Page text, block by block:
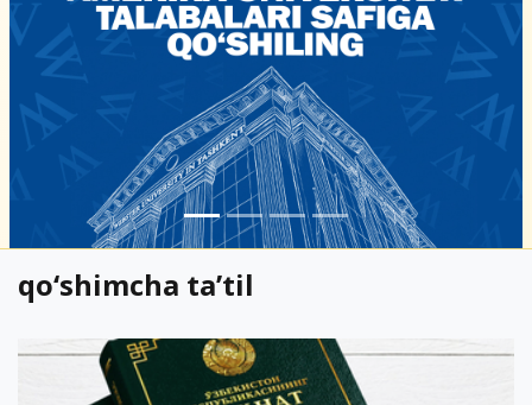
qo‘shimcha ta’til